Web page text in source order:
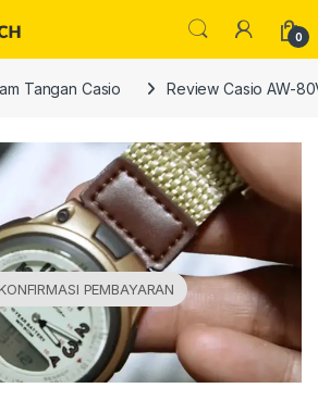
0
Tangan Casio Review Casio AW-
PEMBAYARAN